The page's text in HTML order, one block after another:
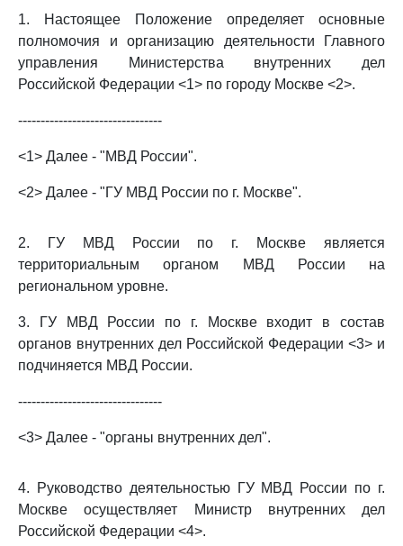
1. Настоящее Положение определяет основные
полномочия и организацию деятельности Главного
управления Министерства внутренних дел
Российской Федерации <1> по городу Москве <2>.
--------------------------------
<1> Далее - "МВД России".
<2> Далее - "ГУ МВД России по г. Москве".
2. ГУ МВД России по г. Москве является
территориальным органом МВД России на
региональном уровне.
3. ГУ МВД России по г. Москве входит в состав
органов внутренних дел Российской Федерации <3> и
подчиняется МВД России.
--------------------------------
<3> Далее - "органы внутренних дел".
4. Руководство деятельностью ГУ МВД России по г.
Москве осуществляет Министр внутренних дел
Российской Федерации <4>.